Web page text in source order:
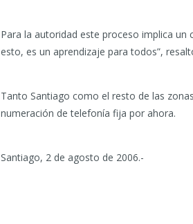
Para la autoridad este proceso implica un
esto, es un aprendizaje para todos”,
Tanto Santiago como el resto de las
numeración de telefonía fija por ahora.
Santiago, 2 de agosto de 2006.-